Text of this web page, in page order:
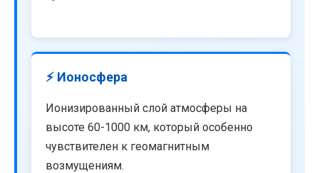
⚡ Ионосфера
Ионизированный слой атмосферы на
высоте 60-1000 км, который особенно
чувствителен к геомагнитным
возмущениям.